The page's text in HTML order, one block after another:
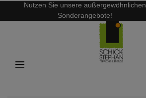
Nutzen Sie unsere außergewöhnlichen
Sonderangebote!